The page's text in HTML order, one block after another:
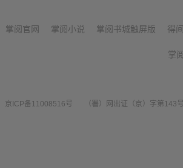
掌阅官网 掌阅小说 掌阅书城触屏版 得
掌
京ICP备11008516号 （署）网出证（京）字第143号